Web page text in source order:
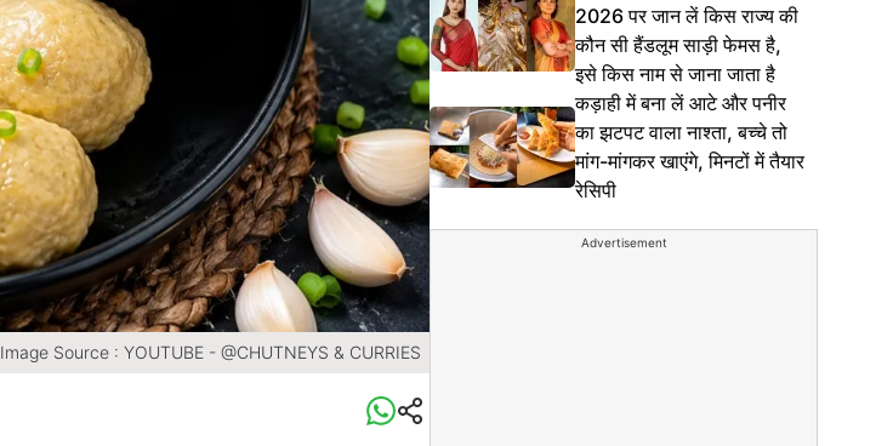
Image Source : YOUTUBE - @CHUTNEYS & CURRIES
2026 पर जान लें किस राज्य की
कौन सी हैंडलूम साड़ी फेमस है,
इसे किस नाम से जाना जाता है
कड़ाही में बना लें आटे और पनीर
का झटपट वाला नाश्ता, बच्चे तो
मांग-मांगकर खाएंगे, मिनटों में तैयार
रेसिपी
Advertisement